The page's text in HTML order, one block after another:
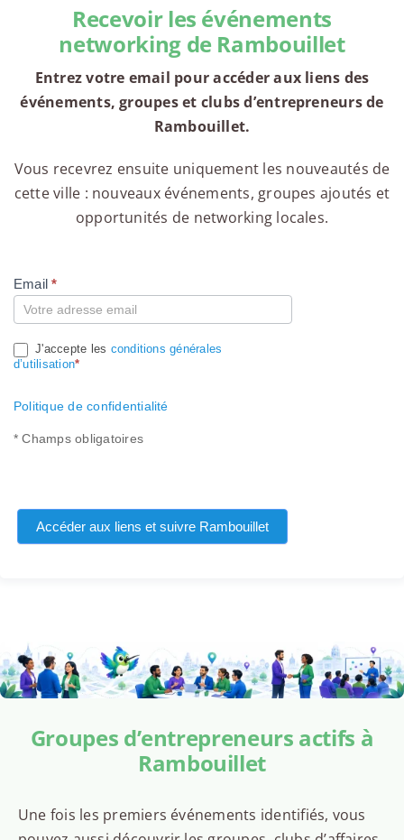
Recevoir les événements
networking de Rambouillet
Entrez votre email pour accéder aux liens des
événements, groupes et clubs d’entrepreneurs de
Rambouillet.
Vous recevrez ensuite uniquement les nouveautés de
cette ville : nouveaux événements, groupes ajoutés et
opportunités de networking locales.
Compte
Email*
J'accepte les conditions générales
d’utilisation*
Politique de confidentialité
* Champs obligatoires
Accéder aux liens et suivre Rambouillet
Groupes d’entrepreneurs actifs à
Rambouillet
Une fois les premiers événements identifiés, vous